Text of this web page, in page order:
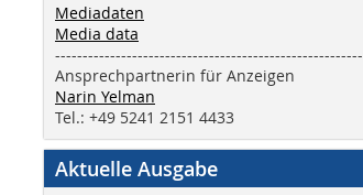
Mediadaten
Media data
--------------------------------------------------------
Ansprechpartnerin für Anzeigen
Narin Yelman
Tel.: +49 5241 2151 4433
Aktuelle Ausgabe